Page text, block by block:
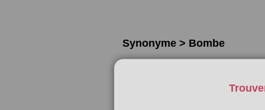
Synonyme > Bombe